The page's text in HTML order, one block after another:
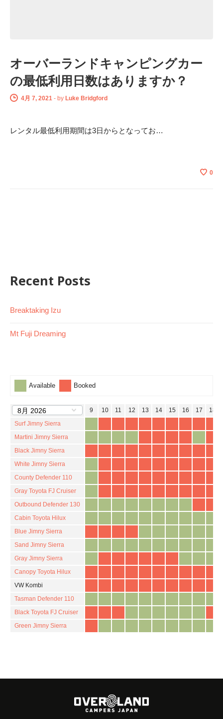
オーバーランドキャンピングカー
の最低利用日数はありますか？
4月 7, 2021 - by Luke Bridgford
レンタル最低利用期間は3日からとなってお…
0
Recent Posts
Breaktaking Izu
Mt Fuji Dreaming
Available Booked
4 5 9 10 11 12 13 14 15 16 17 18
Surf Jimny Sierra
Martini Jimny Sierra
Black Jimny Sierra
White Jimny Sierra
County Defender 110
Gray Toyota FJ Cruiser
Outbound Defender 130
Cabin Toyota Hilux
Blue Jimny Sierra
Sand Jimny Sierra
Gray Jimny Sierra
Canopy Toyota Hilux
VW Kombi
Tasman Defender 110
Black Toyota FJ Cruiser
Green Jimny Sierra